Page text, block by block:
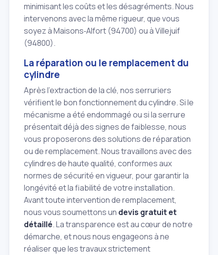
minimisant les coûts et les désagréments. Nous
intervenons avec la même rigueur, que vous
soyez à Maisons‑Alfort (94700) ou à Villejuif
(94800).
La réparation ou le remplacement du
cylindre
Après l'extraction de la clé, nos serruriers
vérifient le bon fonctionnement du cylindre. Si le
mécanisme a été endommagé ou si la serrure
présentait déjà des signes de faiblesse, nous
vous proposerons des solutions de réparation
ou de remplacement. Nous travaillons avec des
cylindres de haute qualité, conformes aux
normes de sécurité en vigueur, pour garantir la
longévité et la fiabilité de votre installation.
Avant toute intervention de remplacement,
nous vous soumettons un devis gratuit et
détaillé. La transparence est au cœur de notre
démarche, et nous nous engageons à ne
réaliser que les travaux strictement